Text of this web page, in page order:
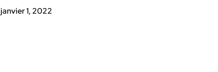
janvier 1, 2022